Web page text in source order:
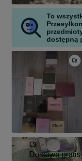
To
dostępną
Dostawa gratis